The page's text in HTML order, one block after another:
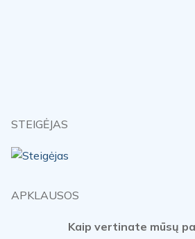
STEIGĖJAS
APKLAUSOS
Kaip vertinate mūsų